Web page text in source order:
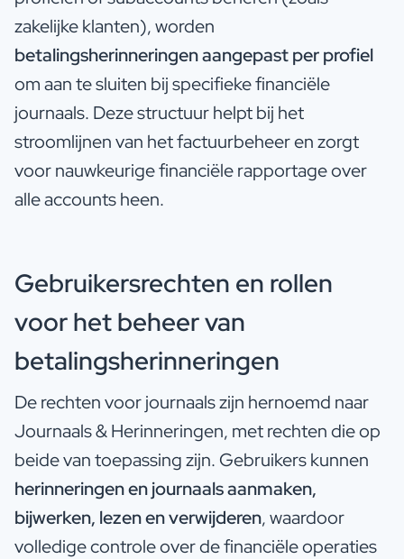
zakelijke klanten), worden
betalingsherinneringen aangepast per profiel
om aan te sluiten bij specifieke financiële
journaals. Deze structuur helpt bij het
stroomlijnen van het factuurbeheer en zorgt
voor nauwkeurige financiële rapportage over
alle accounts heen.
Gebruikersrechten en rollen
voor het beheer van
betalingsherinneringen
De rechten voor journaals zijn hernoemd naar
Journaals & Herinneringen, met rechten die op
beide van toepassing zijn. Gebruikers kunnen
herinneringen en journaals aanmaken,
bijwerken, lezen en verwijderen, waardoor
volledige controle over de financiële operaties